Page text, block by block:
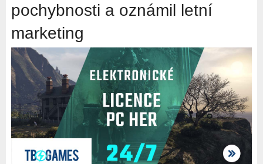
pochybnosti a oznámil letní
marketing